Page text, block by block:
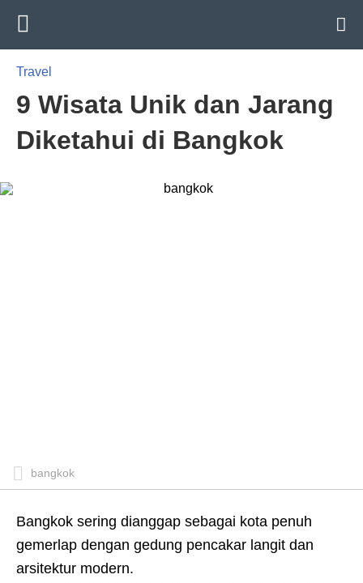
Travel
9 Wisata Unik dan Jarang
Diketahui di Bangkok
bangkok
Bangkok sering dianggap sebagai kota penuh
gemerlap dengan gedung pencakar langit dan
arsitektur modern.